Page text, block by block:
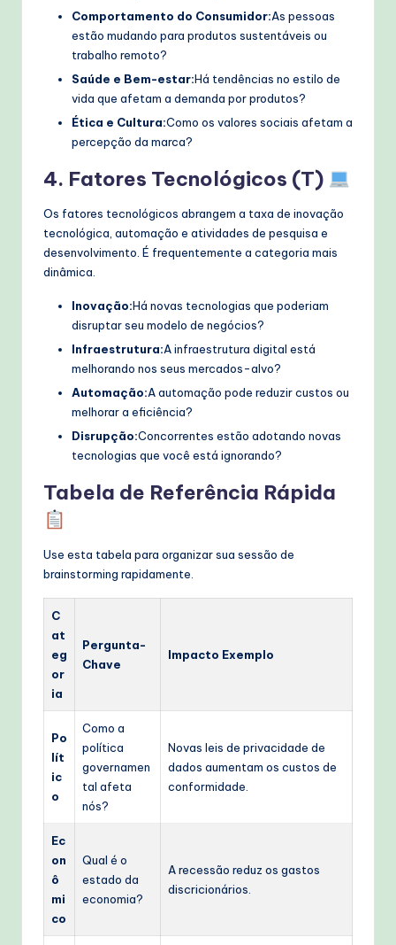
Comportamento do Consumidor:As pessoas
estão mudando para produtos sustentáveis ou
trabalho remoto?
Saúde e Bem-estar:Há tendências no estilo de
vida que afetam a demanda por produtos?
Ética e Cultura:Como os valores sociais afetam a
percepção da marca?
4. Fatores Tecnológicos (T)
Os fatores tecnológicos abrangem a taxa de inovação
tecnológica, automação e atividades de pesquisa e
desenvolvimento. É frequentemente a categoria mais
dinâmica.
Inovação:Há novas tecnologias que poderiam
disruptar seu modelo de negócios?
Infraestrutura:A infraestrutura digital está
melhorando nos seus mercados-alvo?
Automação:A automação pode reduzir custos ou
melhorar a eficiência?
Disrupção:Concorrentes estão adotando novas
tecnologias que você está ignorando?
Tabela de Referência Rápida
Use esta tabela para organizar sua sessão de
brainstorming rapidamente.
C
at
eg
or
ia
Pergunta-
Chave
Impacto Exemplo
Po
lít
ic
o
Como a
política
governamen
tal afeta
nós?
Novas leis de privacidade de
dados aumentam os custos de
conformidade.
Ec
on
ô
mi
co
Qual é o
estado da
economia?
A recessão reduz os gastos
discricionários.